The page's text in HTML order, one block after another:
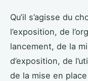
Qu’il s’agisse du
l’exposition, de
lancement, de la
d’exposition, de
de la mise en place